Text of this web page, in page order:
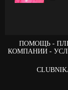
ПОМОЩЬ
КОМПАНИИ